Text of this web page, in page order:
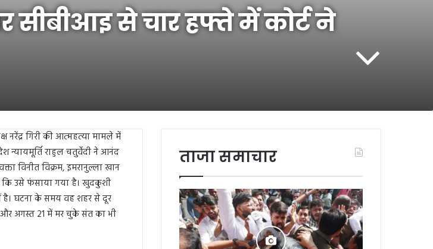
सीबीआइ से चार हफ्ते में कोर्ट ने
नरेंद्र गिरी की आत्महत्या मामले में
न्यायमूर्ति राहुल चतुर्वेदी ने आनंद
विनीत विक्रम, इमरानुल्ला खान
कि उसे फंसाया गया है। खुदकुशी
है। घटना के समय वह शहर से दूर
और अगस्त 21 में मर चुके संत का भी
ताजा समाचार